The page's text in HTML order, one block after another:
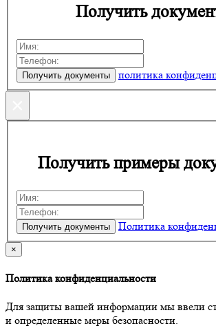
Получить
политика
Получить примеры
Политика
×
Политика конфиденциальности
Для защиты вашей информации мы ввели
и определенные меры безопасности.